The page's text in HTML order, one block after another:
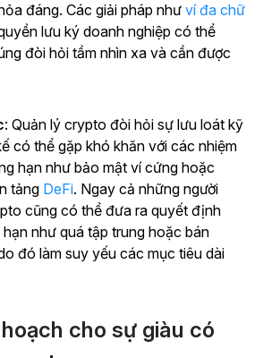
đáng. Các giải pháp như ví đa chữ
lưu ký doanh nghiệp có thể
đòi hỏi tầm nhìn xa và cần được
: Quản lý crypto đòi hỏi sự lưu loát kỹ
có thể gặp khó khăn với các nhiệm
hạn như bảo mật ví cứng hoặc
tảng DeFi. Ngay cả những người
cũng có thể đưa ra quyết định
như quá tập trung hoặc bán
đó làm suy yếu các mục tiêu dài
cho sự giàu có